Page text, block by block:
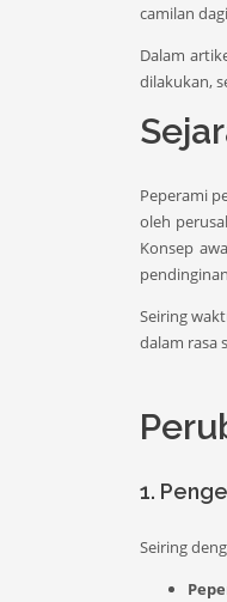
camilan
Dalam
dilakukan,
Peperami
oleh
Konsep
Seiring
dalam rasa
1.
Seiring